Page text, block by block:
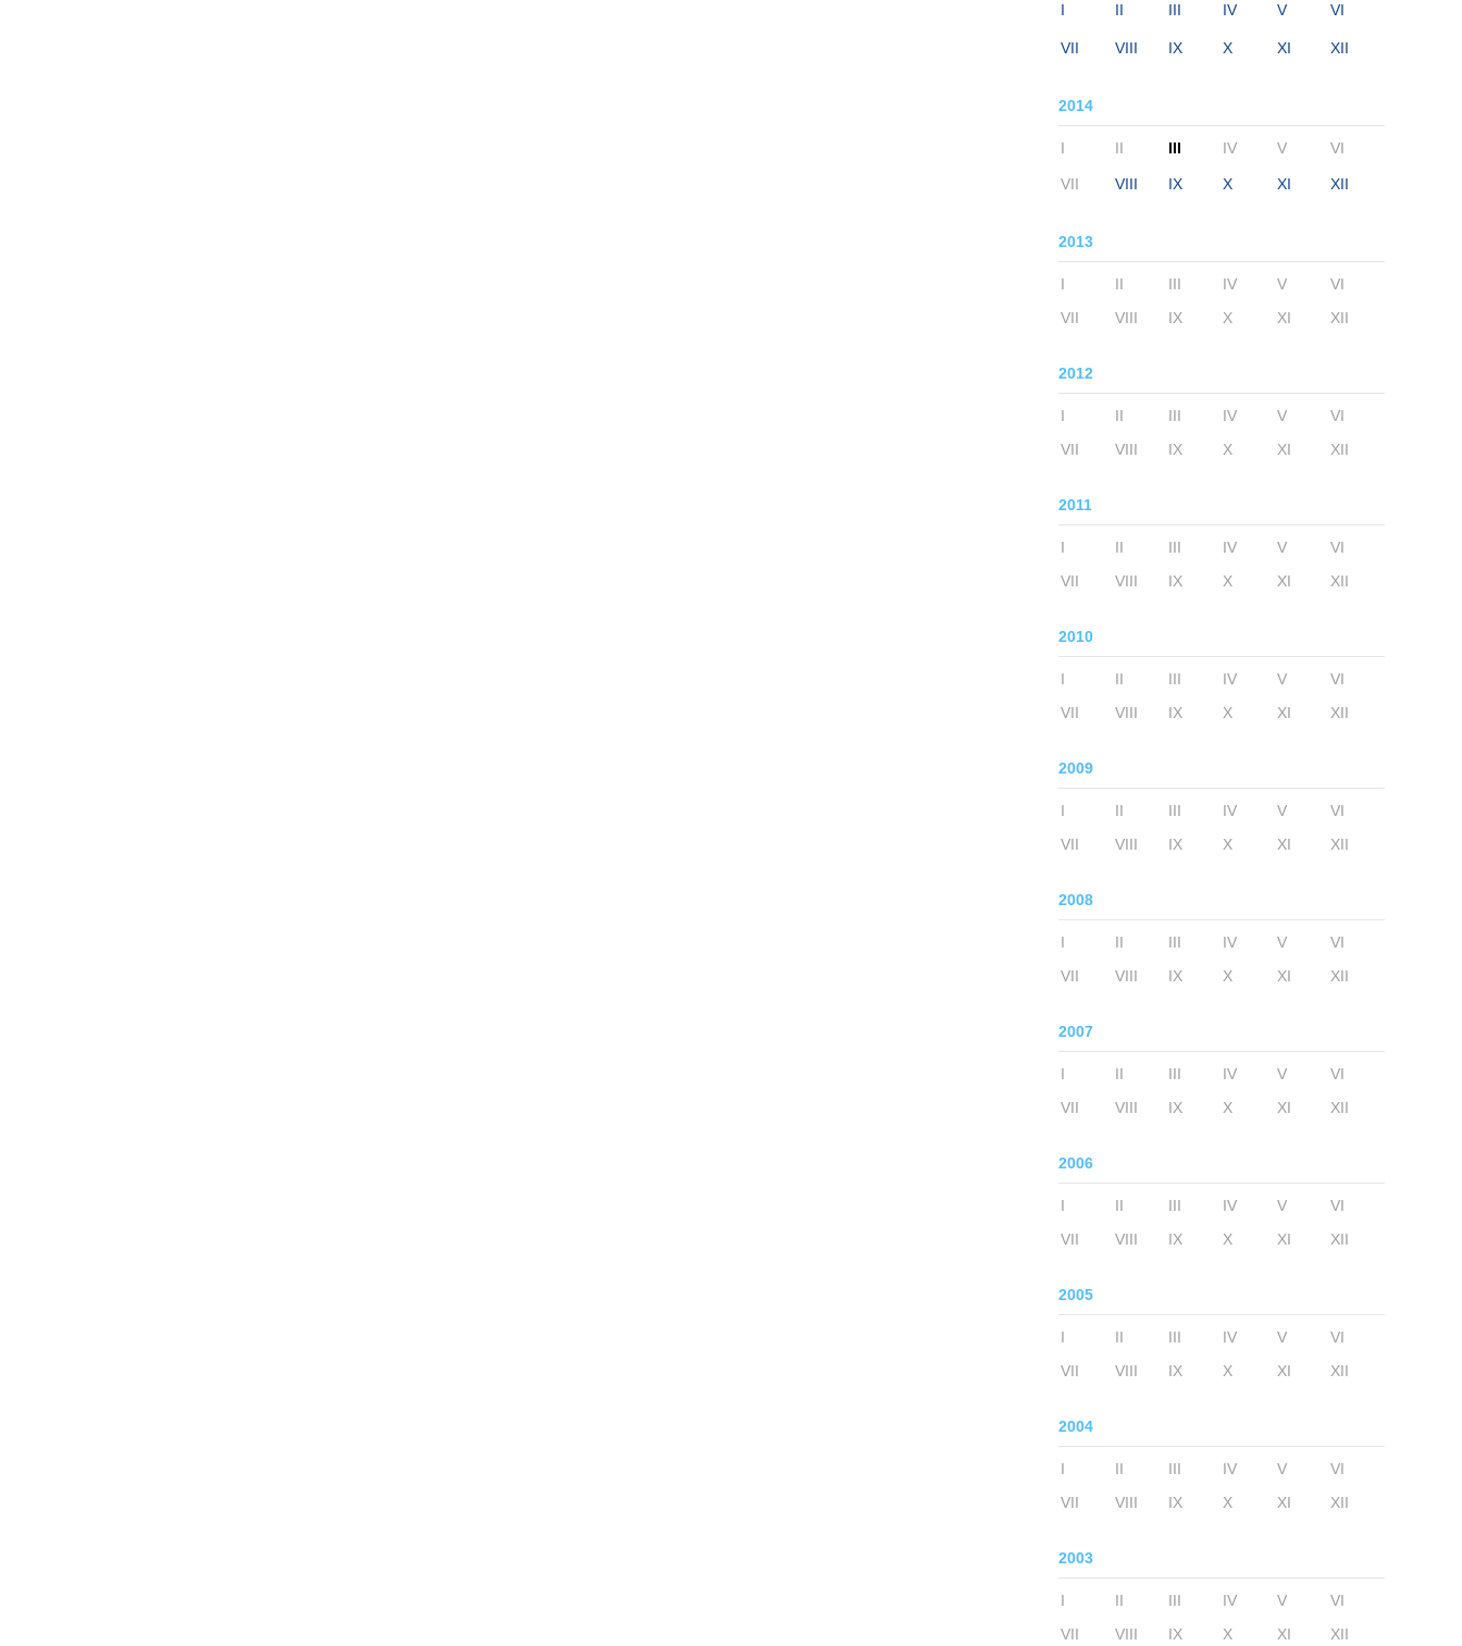
I II III IV V VI
VII VIII IX X XI XII
2014
I II III IV V VI
VII VIII IX X XI XII
2013
I II III IV V
VI
VII
VIII IX X XI XII
2012
I II III IV V
VI
VII
VIII IX X XI XII
2011
I II III IV V
VI
VII
VIII IX X XI XII
2010
I II III IV V
VI
VII
VIII IX X XI XII
2009
I II III IV V
VI
VII
VIII IX X XI XII
2008
I II III IV V
VI
VII
VIII IX X XI XII
2007
I II III IV V
VI
VII
VIII IX X XI XII
2006
I II III IV V
VI
VII
VIII IX X XI XII
2005
I II III IV V
VI
VII
VIII IX X XI XII
2004
I II III IV V
VI
VII
VIII IX X XI XII
2003
I II III IV V
VI
VII
VIII IX X XI XII